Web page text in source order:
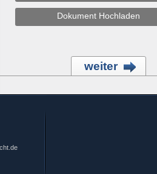
Dokument Hochladen
weiter